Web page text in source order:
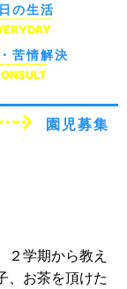
の生活
苦情解決
園児募集
２学期から教え
、お茶を頂けた